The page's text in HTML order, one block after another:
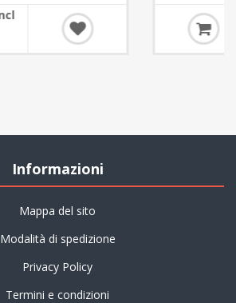
Da €337,94 IVA incl
Informazioni
Mappa del sito
Modalità di spedizione
Privacy Policy
Termini e condizioni